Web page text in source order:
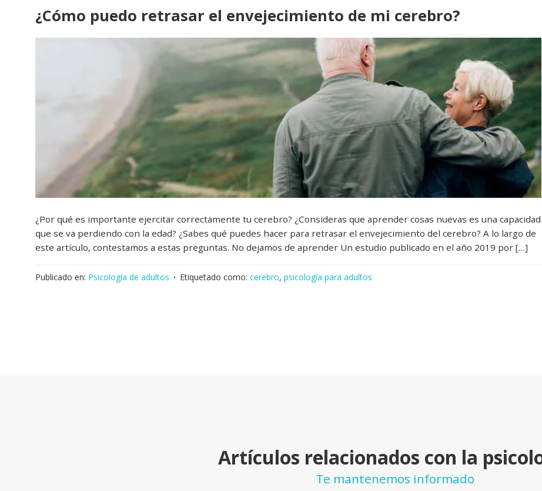
¿Cómo puedo retrasar el envejecimiento de mi cerebro?
¿Por qué es importante ejercitar correctamente tu cerebro? ¿Consideras que aprender cosas nuevas es una capacidad
que se va perdiendo con la edad? ¿Sabes qué puedes hacer para retrasar el envejecimiento del cerebro? A lo largo de
este artículo, contestamos a estas preguntas. No dejamos de aprender Un estudio publicado en el año 2019 por […]
Publicado en: Psicología de adultos Etiquetado como: cerebro, psicología para adultos
Artículos relacionados con la
Te mantenemos informado